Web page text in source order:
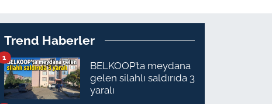
Trend Haberler
BELKOOP’ta meydana
gelen silahlı saldırıda 3
yaralı
1